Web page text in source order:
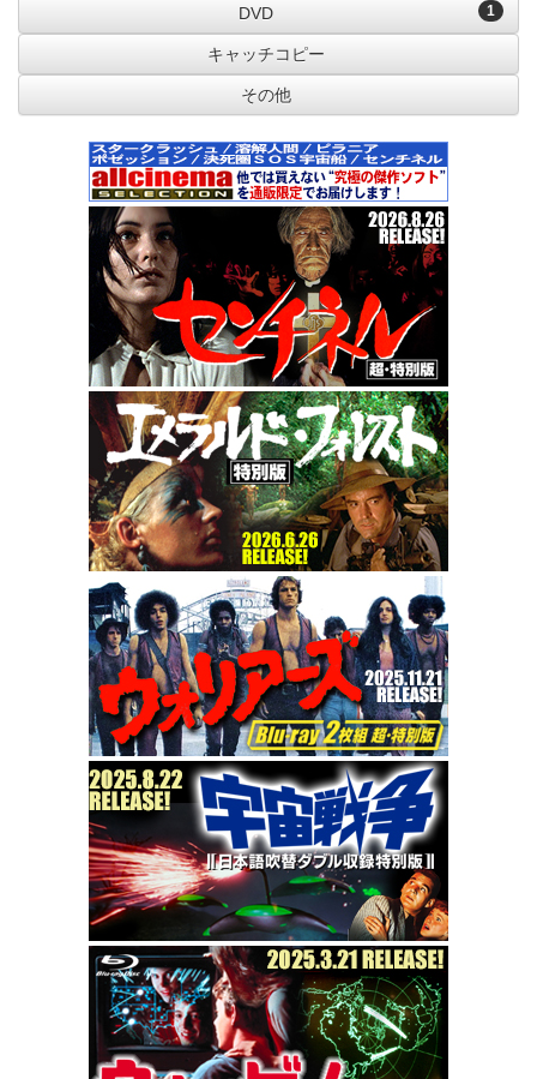
1
DVD
キャッチコピー
その他